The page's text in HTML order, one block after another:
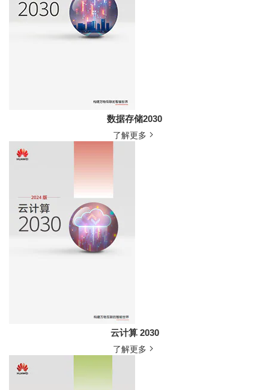
数据存储2030
了解更多
云计算 2030
了解更多